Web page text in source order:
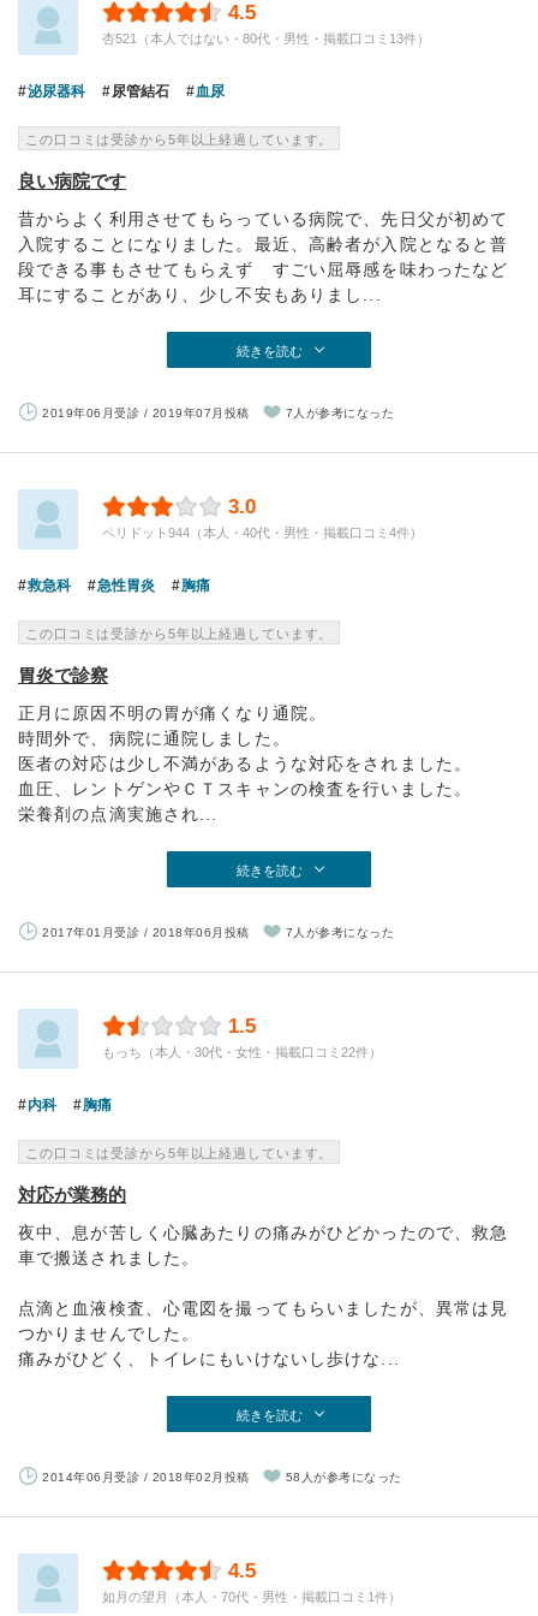
4.5
杏521（本人ではない・80代・男性・掲載口コミ13件）
泌尿器科 尿管結石 血尿
この口コミは受診から5年以上経過しています。
良い病院です
昔からよく利用させてもらっている病院で、先日父が初めて
入院することになりました。最近、高齢者が入院となると普
段できる事もさせてもらえず すごい屈辱感を味わったなど
耳にすることがあり、少し不安もありまし...
続きを読む
2019年06月受診 / 2019年07月投稿 7人が参考になった
3.0
ペリドット944（本人・40代・男性・掲載口コミ4件）
救急科 急性胃炎 胸痛
この口コミは受診から5年以上経過しています。
胃炎で診察
正月に原因不明の胃が痛くなり通院。
時間外で、病院に通院しました。
医者の対応は少し不満があるような対応をされました。
血圧、レントゲンやＣＴスキャンの検査を行いました。
栄養剤の点滴実施され...
続きを読む
2017年01月受診 / 2018年06月投稿 7人が参考になった
1.5
もっち（本人・30代・女性・掲載口コミ22件）
内科 胸痛
この口コミは受診から5年以上経過しています。
対応が業務的
夜中、息が苦しく心臓あたりの痛みがひどかったので、救急
車で搬送されました。
点滴と血液検査、心電図を撮ってもらいましたが、異常は見
つかりませんでした。
痛みがひどく、トイレにもいけないし歩けな...
続きを読む
2014年06月受診 / 2018年02月投稿 58人が参考になった
4.5
如月の望月（本人・70代・男性・掲載口コミ1件）